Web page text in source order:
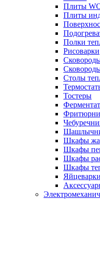
Плиты
Плиты
Полки
Рисоварки
Столы
Тостеры
Шкафы
Шкафы
Шкафы
Шкафы
Яйцеварки